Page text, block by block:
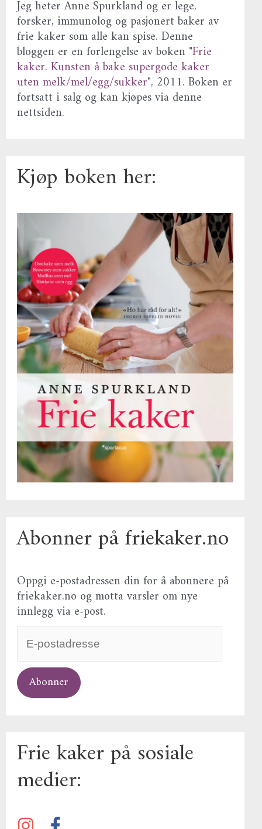
Jeg heter Anne Spurkland og er lege,
forsker, immunolog og pasjonert baker av
frie kaker som alle kan spise. Denne
bloggen er en forlengelse av boken "Frie
kaker. Kunsten å bake supergode kaker
uten melk/mel/egg/sukker", 2011. Boken er
fortsatt i salg og kan kjøpes via denne
nettsiden.
Kjøp boken her:
Abonner på friekaker.no
Oppgi e-postadressen din for å abonnere på
friekaker.no og motta varsler om nye
innlegg via e-post.
Abonner
Frie kaker på sosiale
medier: